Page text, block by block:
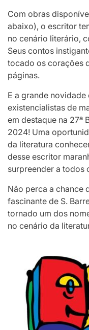
Com obras
abaixo), o escritor
no cenário literário,
Seus contos
tocado os corações
páginas.
E a grande
existencialistas de
em destaque na 27ª
2024! Uma
da literatura
desse escritor
surpreender a todos
Não perca a chance
fascinante de S.
tornado um dos
no cenário da